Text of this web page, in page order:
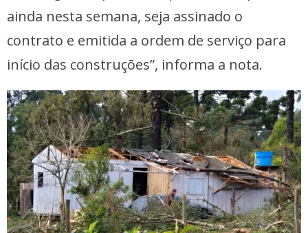
ainda nesta semana, seja assinado o
contrato e emitida a ordem de serviço para
início das construções”, informa a nota.